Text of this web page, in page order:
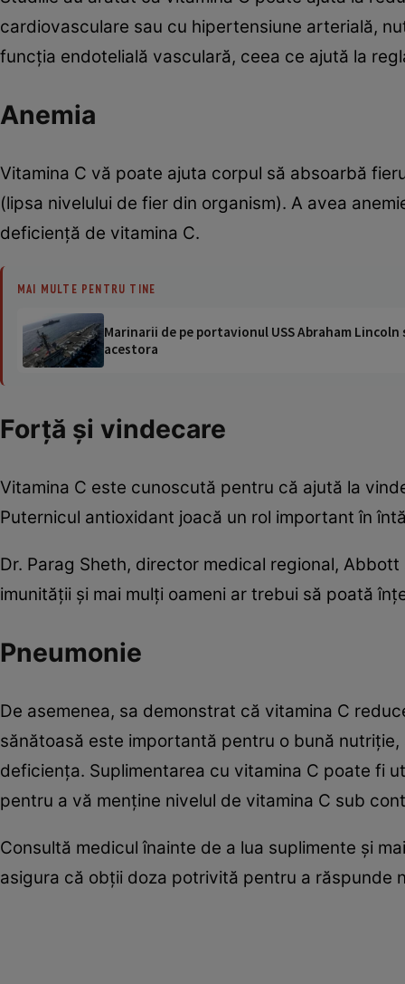
cardiovasculare sau cu hipertensiune arterială,
funcția endotelială vasculară, ceea ce ajută la
​​Anemia​
Vitamina C vă poate ajuta corpul să absoarbă
(lipsa nivelului de fier din organism). A avea
deficiență de vitamina C.
MAI MULTE PENTRU TINE
Marinarii de pe portavionul USS Abraham
acestora
​​Forță și vindecare​
Vitamina C este cunoscută pentru că ajută la
Puternicul antioxidant joacă un rol important în
Dr. Parag Sheth, director medical regional,
imunității și mai mulți oameni ar trebui să poată
​​Pneumonie​
De asemenea, sa demonstrat că vitamina C
sănătoasă este importantă pentru o bună
deficiența. Suplimentarea cu vitamina C poate fi
pentru a vă menține nivelul de vitamina C sub
Consultă medicul înainte de a lua suplimente și
asigura că obții doza potrivită pentru a răspunde